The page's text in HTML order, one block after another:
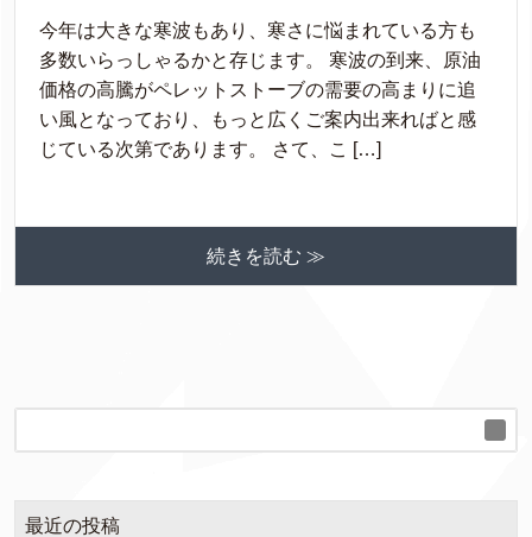
今年は大きな寒波もあり、寒さに悩まれている方も
多数いらっしゃるかと存じます。 寒波の到来、原油
価格の高騰がペレットストーブの需要の高まりに追
い風となっており、もっと広くご案内出来ればと感
じている次第であります。 さて、こ […]
続きを読む ≫
最近の投稿